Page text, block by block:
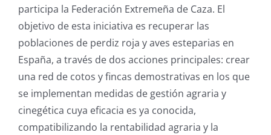
participa la Federación Extremeña de Caza. El
objetivo de esta iniciativa es recuperar las
poblaciones de perdiz roja y aves esteparias en
España, a través de dos acciones principales: crear
una red de cotos y fincas demostrativas en los que
se implementan medidas de gestión agraria y
cinegética cuya eficacia es ya conocida,
compatibilizando la rentabilidad agraria y la